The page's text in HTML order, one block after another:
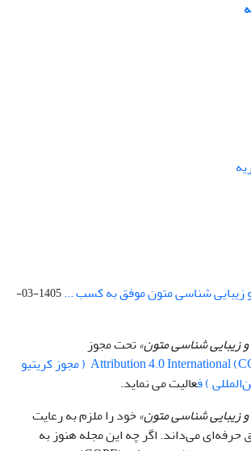
زیبایی شناسی متون موفق به کسب ...
1405-03-
زیبایی شناسی متون»تحت مجوز
Attribution 4.0 International (CC By 4.0 ) ( مجوز کریتیو
عالیت می نماید.
زیبایی شناسی متون»خود را ملزم به رعایت
می‌داند. اگر چه این مجله هنوز به